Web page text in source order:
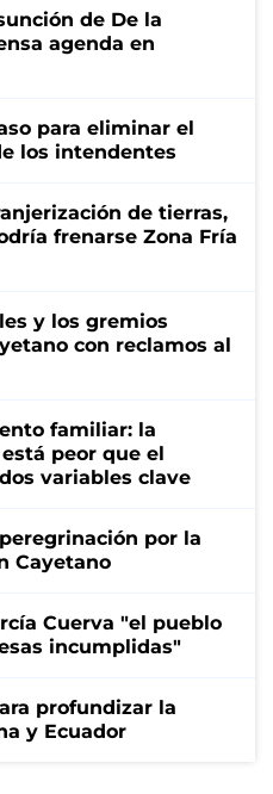
de De la
agenda en
para eliminar el
los intendentes
de tierras,
frenarse Zona Fría
y los gremios
con reclamos al
familiar: la
peor que el
variables clave
por la
Cayetano
Cuerva "el pueblo
incumplidas"
profundizar la
y Ecuador